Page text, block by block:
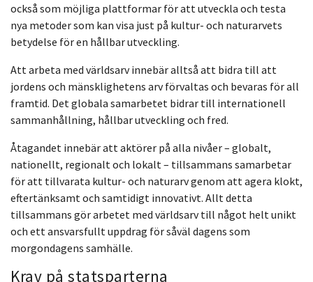
också som möjliga plattformar för att utveckla och testa
nya metoder som kan visa just på kultur- och naturarvets
betydelse för en hållbar utveckling.
Att arbeta med världsarv innebär alltså att bidra till att
jordens och mänsklighetens arv förvaltas och bevaras för all
framtid. Det globala samarbetet bidrar till internationell
sammanhållning, hållbar utveckling och fred.
Åtagandet innebär att aktörer på alla nivåer – globalt,
nationellt, regionalt och lokalt – tillsammans samarbetar
för att tillvarata kultur- och naturarv genom att agera klokt,
eftertänksamt och samtidigt innovativt. Allt detta
tillsammans gör arbetet med världsarv till något helt unikt
och ett ansvarsfullt uppdrag för såväl dagens som
morgondagens samhälle.
Krav på statsparterna